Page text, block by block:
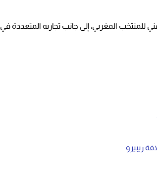
للمنتخب المغربي، إلى جانب تجاربه المتعددة في
ريبيرو